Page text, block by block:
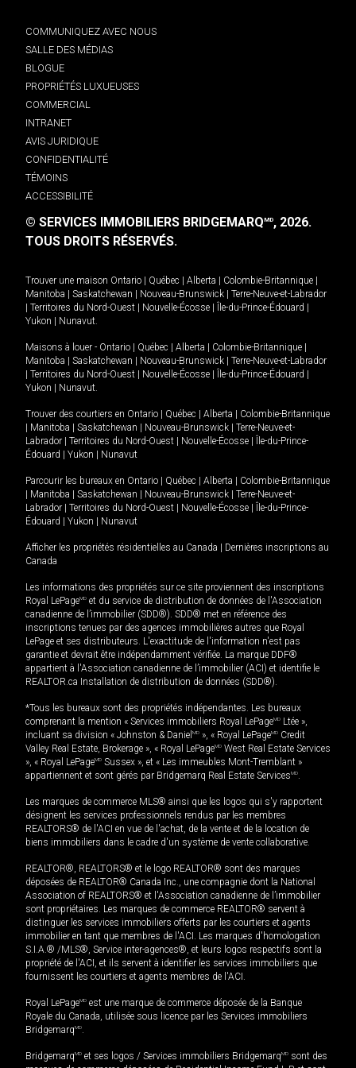
COMMUNIQUEZ AVEC NOUS
SALLE DES MÉDIAS
BLOGUE
PROPRIÉTÉS LUXUEUSES
COMMERCIAL
INTRANET
AVIS JURIDIQUE
CONFIDENTIALITÉ
TÉMOINS
ACCESSIBILITÉ
© SERVICES IMMOBILIERS BRIDGEMARQMD, 2026.
TOUS DROITS RÉSERVÉS.
Trouver une maison Ontario Québec Alberta Colombie-Britannique
Manitoba
Saskatchewan Nouveau-Brunswick
Terre-Neuve-et-Labrador
Territoires du Nord-Ouest Nouvelle-Écosse Île-du-Prince-Édouard
Yukon
Nunavut.
Maisons à louer - Ontario Québec Alberta Colombie-Britannique
Manitoba
Saskatchewan Nouveau-Brunswick
Terre-Neuve-et-Labrador
Territoires du Nord-Ouest Nouvelle-Écosse Île-du-Prince-Édouard
Yukon
Nunavut.
Trouver des courtiers en Ontario Québec Alberta
Colombie-Britannique
Manitoba Saskatchewan Nouveau-Brunswick
Terre-Neuve-et-
Labrador
Territoires du Nord-Ouest Nouvelle-Écosse
Île-du-Prince-
Édouard
Yukon Nunavut
Parcourir les bureaux en Ontario Québec Alberta
Colombie-Britannique
Manitoba Saskatchewan Nouveau-Brunswick
Terre-Neuve-et-
Labrador
Territoires du Nord-Ouest Nouvelle-Écosse
Île-du-Prince-
Édouard
Yukon Nunavut
Afficher les propriétés résidentielles au Canada
Dernières inscriptions au
Canada
Les informations des propriétés sur ce site proviennent des inscriptions
Royal LePageMD et du service de distribution de données de l'Association
canadienne de l’immobilier (SDD®). SDD® met en référence des
inscriptions tenues par des agences immobilières autres que Royal
LePage et ses distributeurs. L'exactitude de l'information n'est pas
garantie et devrait être indépendamment vérifiée. La marque DDF®
appartient à l'Association canadienne de l’immobilier (ACI) et identifie le
REALTOR.ca Installation de distribution de données (SDD®).
*Tous les bureaux sont des propriétés indépendantes. Les bureaux
comprenant la mention « Services immobiliers Royal LePageMD Ltée »,
incluant sa division « Johnston & Daniel MD », « Royal LePageMD Credit
Valley Real Estate, Brokerage », « Royal LePageMD West Real Estate Services
», « Royal LePageMD Sussex », et « Les immeubles Mont-Tremblant »
appartiennent et sont gérés par Bridgemarq Real Estate ServicesMD.
Les marques de commerce MLS® ainsi que les logos qui s'y rapportent
désignent les services professionnels rendus par les membres
REALTORS® de l'ACI en vue de l'achat, de la vente et de la location de
biens immobiliers dans le cadre d'un système de vente collaborative.
REALTOR®, REALTORS® et le logo REALTOR® sont des marques
déposées de REALTOR® Canada Inc., une compagnie dont la National
Association of REALTORS® et l'Association canadienne de l’immobilier
sont propriétaires. Les marques de commerce REALTOR® servent à
distinguer les services immobiliers offerts par les courtiers et agents
immobilier en tant que membres de l'ACI. Les marques d'homologation
S.I.A.® /MLS®, Service inter-agences®, et leurs logos respectifs sont la
propriété de l'ACI, et ils servent à identifier les services immobiliers que
fournissent les courtiers et agents membres de l'ACI.
Royal LePageMD est une marque de commerce déposée de la Banque
Royale du Canada, utilisée sous licence par les Services immobiliers
BridgemarqMD.
BridgemarqMD et ses logos / Services immobiliers BridgemarqMD sont des